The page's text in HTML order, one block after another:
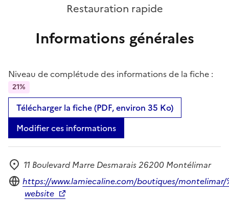
Restauration rapide
Informations générales
Niveau de complétude des informations de la fiche :
21%
Télécharger la fiche (PDF, environ 35 Ko)
Modifier ces informations
Adresse
11 Boulevard Marre Desmarais 26200 Montélimar
Site internet
https://www.lamiecaline.com/boutiques/montelimar/
website